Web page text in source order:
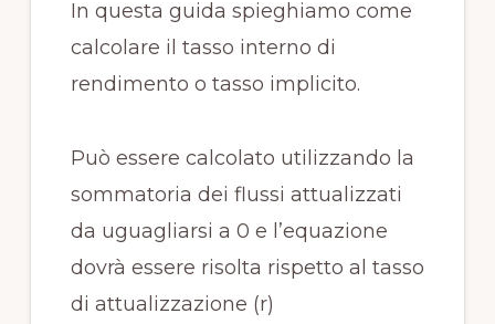
In questa guida spieghiamo come
calcolare il tasso interno di
rendimento o tasso implicito.
Può essere calcolato utilizzando la
sommatoria dei flussi attualizzati
da uguagliarsi a 0 e l’equazione
dovrà essere risolta rispetto al tasso
di attualizzazione (r)